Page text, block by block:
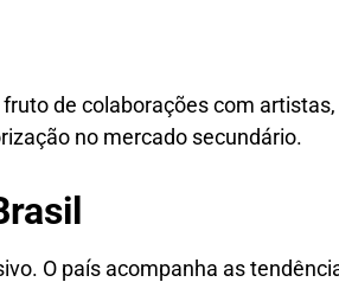
de colaborações com
no mercado secundário.
O país acompanha as